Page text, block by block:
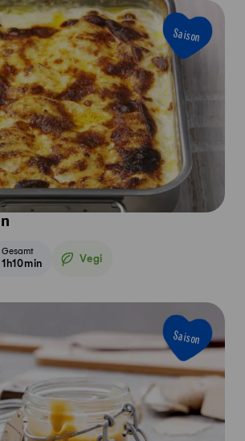
Saison
Gesamt
1h10min Vegi
Vegetarisch
Saison